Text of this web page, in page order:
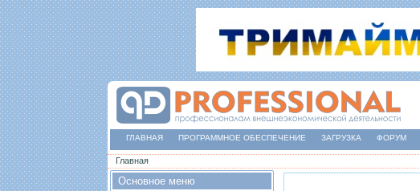
ГЛАВНАЯ ПРОГРАММНОЕ ОБЕСПЕЧЕНИЕ ЗАГРУЗКА ФОРУМ
Вы здесь
Главная
Основное меню